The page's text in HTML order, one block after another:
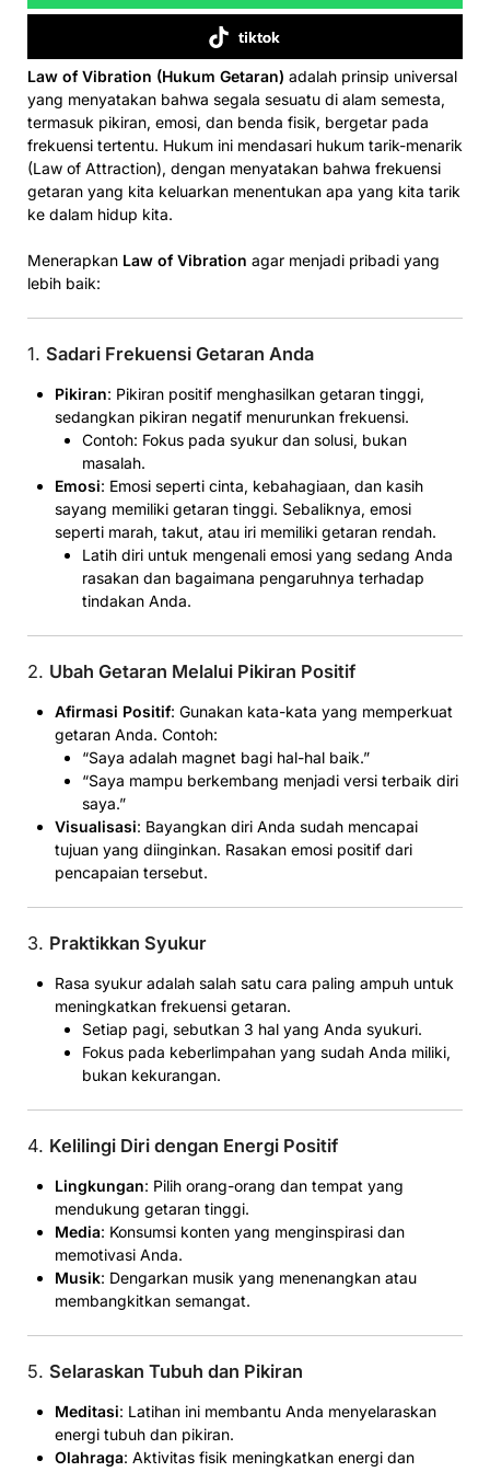
tiktok
Law of Vibration (Hukum Getaran) adalah prinsip universal
yang menyatakan bahwa segala sesuatu di alam semesta,
termasuk pikiran, emosi, dan benda fisik, bergetar pada
frekuensi tertentu. Hukum ini mendasari hukum tarik-menarik
(Law of Attraction), dengan menyatakan bahwa frekuensi
getaran yang kita keluarkan menentukan apa yang kita tarik
ke dalam hidup kita.
Menerapkan Law of Vibration agar menjadi pribadi yang
lebih baik:
1. Sadari Frekuensi Getaran Anda
Pikiran: Pikiran positif menghasilkan getaran tinggi,
sedangkan pikiran negatif menurunkan frekuensi.
Contoh: Fokus pada syukur dan solusi, bukan
masalah.
Emosi: Emosi seperti cinta, kebahagiaan, dan kasih
sayang memiliki getaran tinggi. Sebaliknya, emosi
seperti marah, takut, atau iri memiliki getaran rendah.
Latih diri untuk mengenali emosi yang sedang Anda
rasakan dan bagaimana pengaruhnya terhadap
tindakan Anda.
2. Ubah Getaran Melalui Pikiran Positif
Afirmasi Positif: Gunakan kata-kata yang memperkuat
getaran Anda. Contoh:
“Saya adalah magnet bagi hal-hal baik.”
“Saya mampu berkembang menjadi versi terbaik diri
saya.”
Visualisasi: Bayangkan diri Anda sudah mencapai
tujuan yang diinginkan. Rasakan emosi positif dari
pencapaian tersebut.
3. Praktikkan Syukur
Rasa syukur adalah salah satu cara paling ampuh untuk
meningkatkan frekuensi getaran.
Setiap pagi, sebutkan 3 hal yang Anda syukuri.
Fokus pada keberlimpahan yang sudah Anda miliki,
bukan kekurangan.
4. Kelilingi Diri dengan Energi Positif
Lingkungan: Pilih orang-orang dan tempat yang
mendukung getaran tinggi.
Media: Konsumsi konten yang menginspirasi dan
memotivasi Anda.
Musik: Dengarkan musik yang menenangkan atau
membangkitkan semangat.
5. Selaraskan Tubuh dan Pikiran
Meditasi: Latihan ini membantu Anda menyelaraskan
energi tubuh dan pikiran.
Olahraga: Aktivitas fisik meningkatkan energi dan